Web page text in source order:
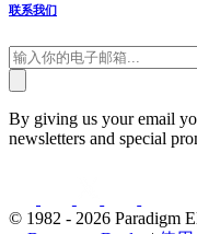
联系我们
By giving us your email
newsletters and special
© 1982 - 2026 Paradigm